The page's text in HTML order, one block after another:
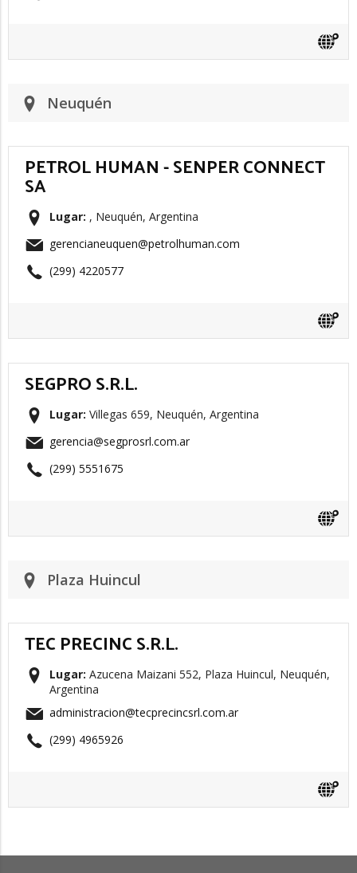
Neuquén
PETROL HUMAN - SENPER CONNECT
SA
Lugar: , Neuquén, Argentina
gerencianeuquen@petrolhuman.com
(299) 4220577
SEGPRO S.R.L.
Lugar: Villegas 659, Neuquén, Argentina
gerencia@segprosrl.com.ar
(299) 5551675
Plaza Huincul
TEC PRECINC S.R.L.
Lugar: Azucena Maizani 552, Plaza Huincul, Neuquén,
Argentina
administracion@tecprecincsrl.com.ar
(299) 4965926